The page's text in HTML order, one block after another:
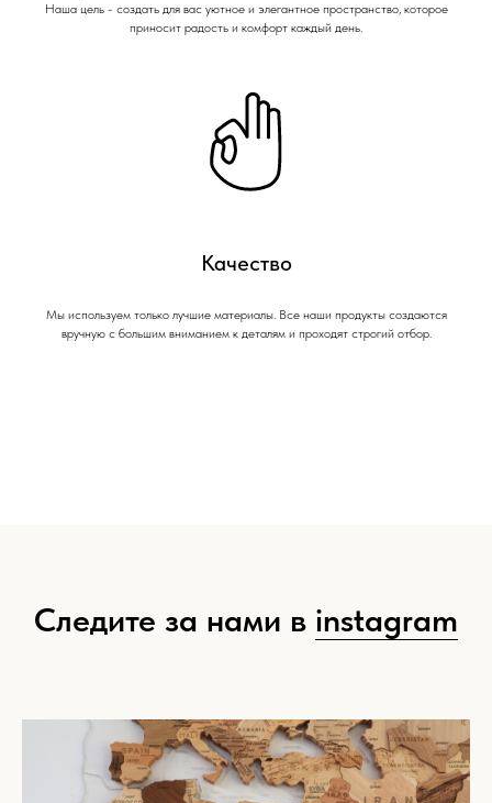
Наша цель - создать для вас уютное и элегантное пространство, которое
приносит радость и комфорт каждый день.
Качество
Мы используем только лучшие материалы. Все наши продукты создаются
вручную с большим вниманием к деталям и проходят строгий отбор.
Следите за нами в instagram